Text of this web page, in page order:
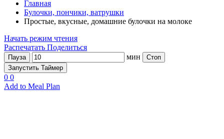
Главная
Булочки, пончики, ватрушки
Простые, вкусные, домашние булочки на молоке
Начать режим чтения
Распечатать Поделиться
Пауза мин
Стоп
Запустить Таймер
0 0
Add to Meal Plan